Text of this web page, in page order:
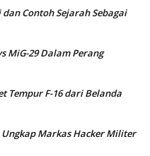
Contoh Sejarah Sebagai
MiG-29 Dalam Perang
Tempur F-16 dari Belanda
Markas Hacker Militer